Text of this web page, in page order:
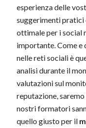
esperienza delle
suggerimenti pratici
ottimale per i social
importante. Come
nelle reti sociali è
analisi durante il
valutazioni sul
reputazione,
nostri formatori
quello giusto per il